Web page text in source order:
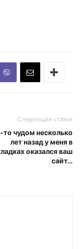
Следующая статья
чудом несколько
лет назад у меня в
оказался ваш
сайт…